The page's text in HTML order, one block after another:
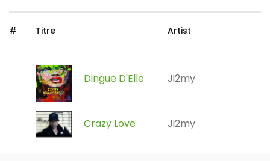
# Titre Artist
Dingue D'Elle Ji2my
Crazy Love Ji2my